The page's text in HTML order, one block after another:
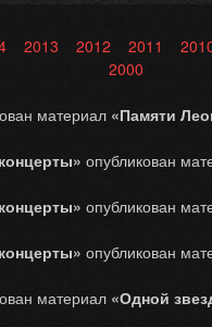
2013 2012 2011
2000
материал «Памяти
опубликован
опубликован
опубликован
материал «Одной